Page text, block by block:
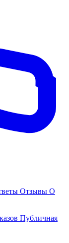
Отзывы О
Публичная